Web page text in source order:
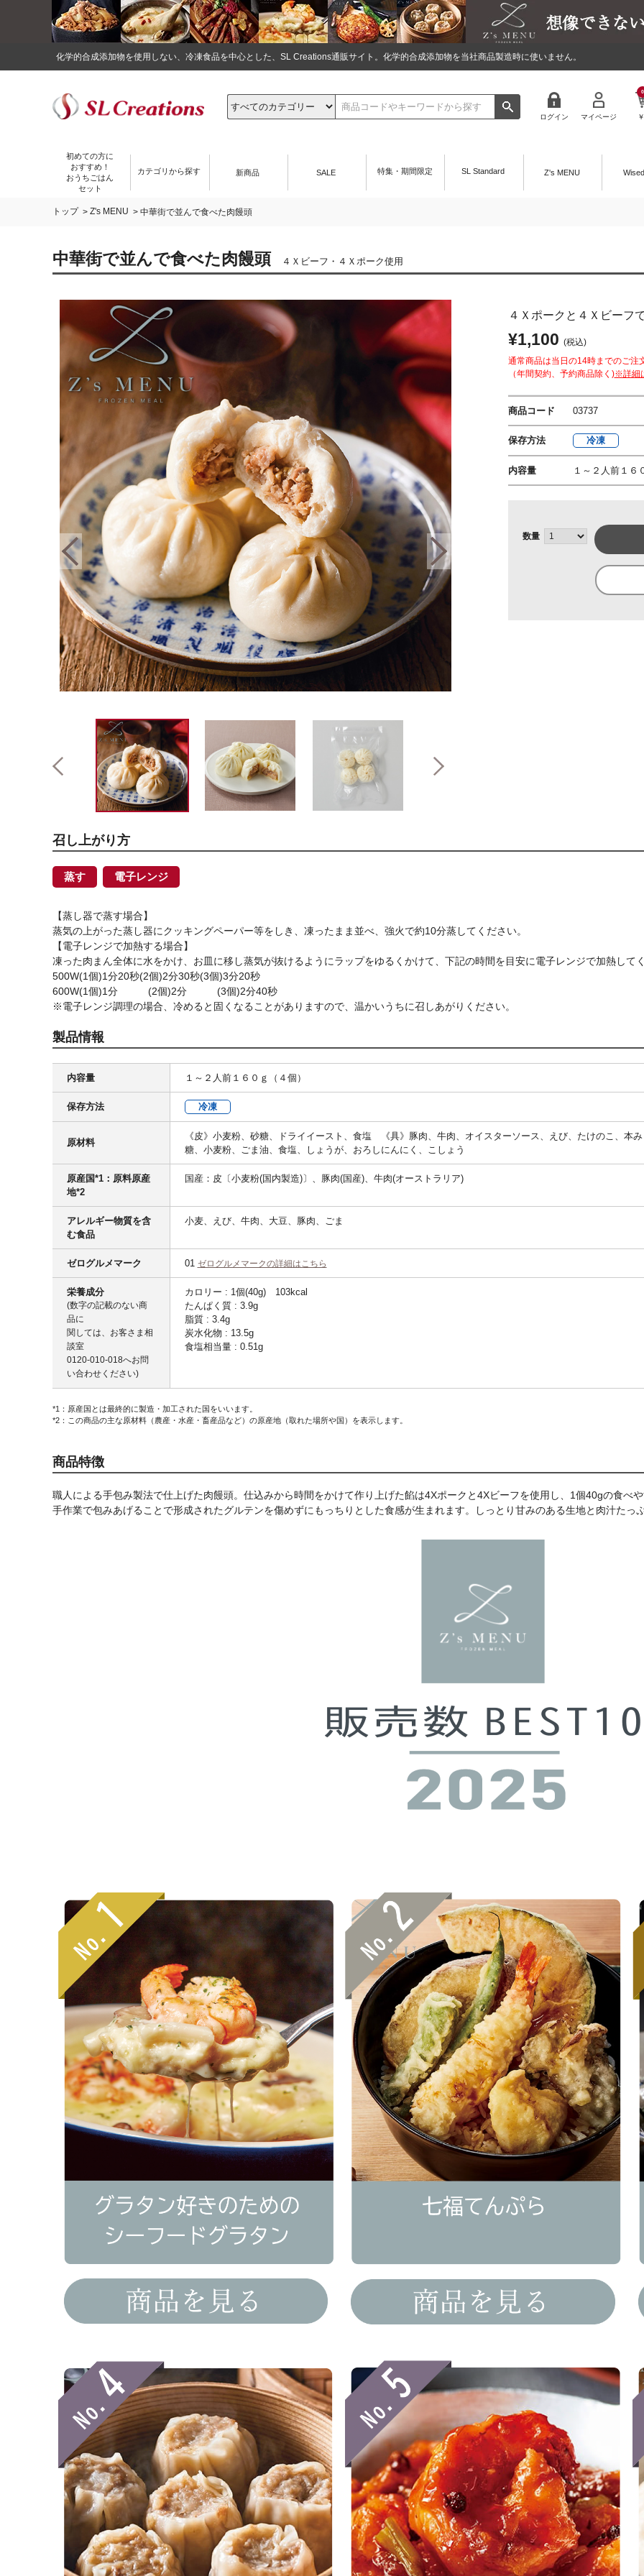
化学的合成添加物を使用しない、冷凍食品を中心とした、SL Creations通販サイト。化学的合成添加物を当社商品製造時に使いません。
ログイン マイページ ￥
0
初めての方に
おすすめ！
おうちごはん
セット
カテゴリから探す 新商品 SALE 特集・期間限定 SL Standard Z's MENU
トップ> Z's MENU > 中華街で並んで食べた肉饅頭
中華街で並んで食べた肉饅頭 ４Ｘビーフ・４Ｘポーク使用
４Ｘポークと４Ｘビーフ
¥1,100 (税込)
通常商品は当日の14時までのご注
（年間契約、予約商品除く)※詳細
商品コード 03737
保存方法 冷凍
内容量 １～２人前１６
数量
召し上がり方
蒸す 電子レンジ
【蒸し器で蒸す場合】
蒸気の上がった蒸し器にクッキングペーパー等をしき、凍ったまま並べ、強火で約10分蒸してください。
【電子レンジで加熱する場合】
凍った肉まん全体に水をかけ、お皿に移し蒸気が抜けるようにラップをゆるくかけて、下記の時間を目安に電子レンジで加熱してく
500W(1個)1分20秒(2個)2分30秒(3個)3分20秒
600W(1個)1分 (2個)2分 (3個)2分40秒
※電子レンジ調理の場合、冷めると固くなることがありますので、温かいうちに召しあがりください。
製品情報
内容量 １～２人前１６０ｇ（４個）
保存方法 冷凍
原材料
《皮》小麦粉、砂糖、ドライイースト、食塩 《具》豚肉、牛肉、オイスターソース、えび、たけのこ、本
糖、小麦粉、ごま油、食塩、しょうが、おろしにんにく、こしょう
原産国*1：原料原産
地*2
国産：皮〔小麦粉(国内製造)〕、豚肉(国産)、牛肉(オーストラリア)
アレルギー物質を含
む食品
小麦、えび、牛肉、大豆、豚肉、ごま
ゼログルメマーク 01 ゼログルメマークの詳細はこちら
栄養成分
(数字の記載のない商
品に
関しては、お客さま相
談室
0120-010-018へお問
い合わせください)
カロリー : 1個(40g) 103kcal
たんぱく質 : 3.9g
脂質 : 3.4g
炭水化物 : 13.5g
食塩相当量 : 0.51g
*1：原産国とは最終的に製造・加工された国をいいます。
*2：この商品の主な原材料（農産・水産・畜産品など）の原産地（取れた場所や国）を表示します。
商品特徴
職人による手包み製法で仕上げた肉饅頭。仕込みから時間をかけて作り上げた餡は4Xポークと4Xビーフを使用し、1個40gの食べ
手作業で包みあげることで形成されたグルテンを傷めずにもっちりとした食感が生まれます。しっとり甘みのある生地と肉汁たっ